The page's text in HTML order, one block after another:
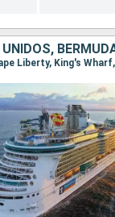
Liberty, King's